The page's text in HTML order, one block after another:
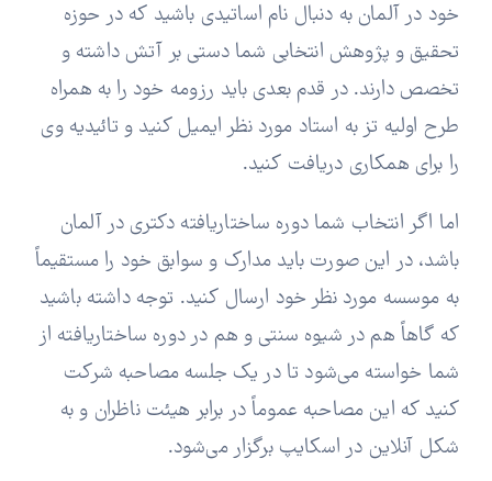
خود در آلمان به دنبال نام اساتیدی باشید که در حوزه
تحقیق و پژوهش انتخابی شما دستی بر آتش داشته و
تخصص دارند. در قدم بعدی باید رزومه خود را به همراه
طرح اولیه تز به استاد مورد نظر ایمیل کنید و تائیدیه وی
را برای همکاری دریافت کنید.
اما اگر انتخاب شما دوره ساختاریافته دکتری در آلمان
باشد، در این صورت باید مدارک و سوابق خود را مستقیماً
به موسسه مورد نظر خود ارسال کنید. توجه داشته باشید
که گاهاً هم در شیوه سنتی و هم در دوره ساختاریافته از
شما خواسته می‌شود تا در یک جلسه مصاحبه شرکت
کنید که این مصاحبه عموماً در برابر هیئت ناظران و به
شکل آنلاین در اسکایپ برگزار می‌شود.